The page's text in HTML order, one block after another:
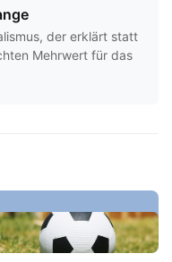
der erklärt statt
Mehrwert für das